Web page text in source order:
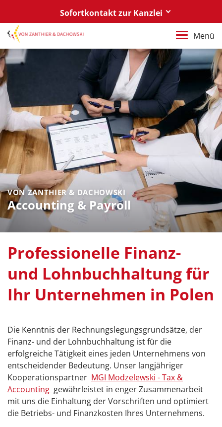
Sofortkontakt zur Kanzlei
Berlin
+49 30 88 03 59 0
Poznań / Warszawa
Berlin
berlin@vonzanthier.com
Poznań / Warszawa
poznan@vonzanthier.com
Menü
VON ZANTHIER & DACHOWSKI
Accounting & Payroll
Professionelle Finanz-
und Lohnbuchhaltung für
Ihr Unternehmen in Polen
Die Kenntnis der Rechnungslegungsgrundsätze, der
Finanz- und der Lohnbuchhaltung ist für die
erfolgreiche Tätigkeit eines jeden Unternehmens von
entscheidender Bedeutung. Unser langjähriger
Kooperationspartner MGI Modzelewski - Tax &
Accounting gewährleistet in enger Zusammenarbeit
mit uns die Einhaltung der Vorschriften und optimiert
die Betriebs- und Finanzkosten Ihres Unternehmens.